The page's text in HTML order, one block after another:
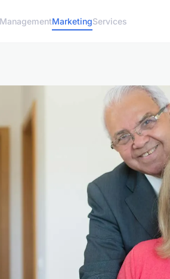
ManagementMarketingServices